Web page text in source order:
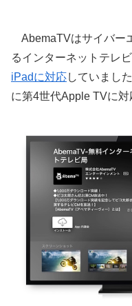
AbemaTVはサイバー
るインターネットテレ
iPadに対応していまし
に第4世代Apple TVに対